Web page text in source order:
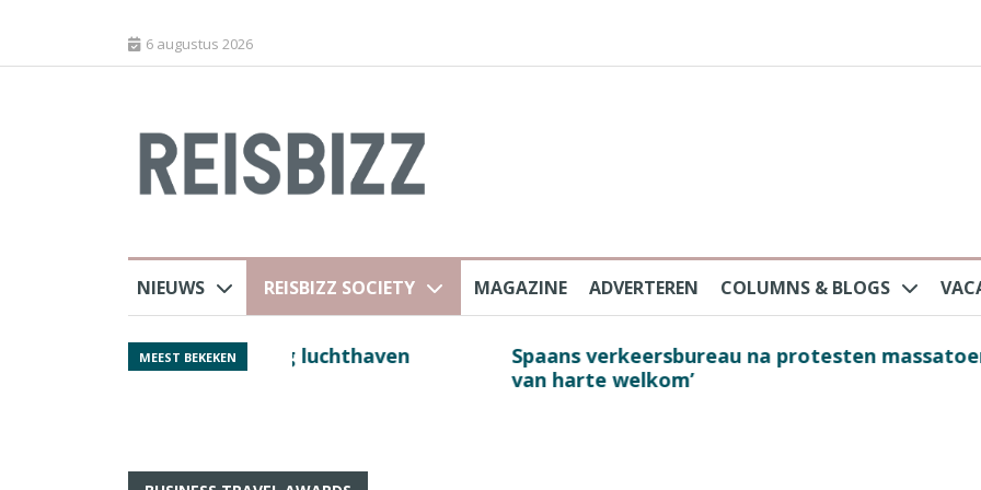
6 augustus 2026
NIEUWS REISBIZZ SOCIETY MAGAZINE ADVERTEREN COLUMNS & BLOGS
MEEST BEKEKEN
luchthaven
Spaans verkeersbureau na protesten massatoerisme: ‘Nederlandse